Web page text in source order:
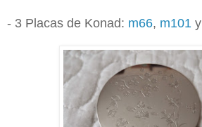
- 3 Placas de Konad: m66, m101 y